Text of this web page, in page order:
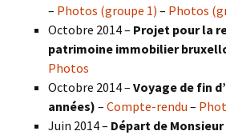
– Photos (groupe 1) – Photos
Octobre 2014 – Projet pour la
patrimoine immobilier
Photos
Octobre 2014 – Voyage de fin
années) – Compte-rendu –
Juin 2014 – Départ de